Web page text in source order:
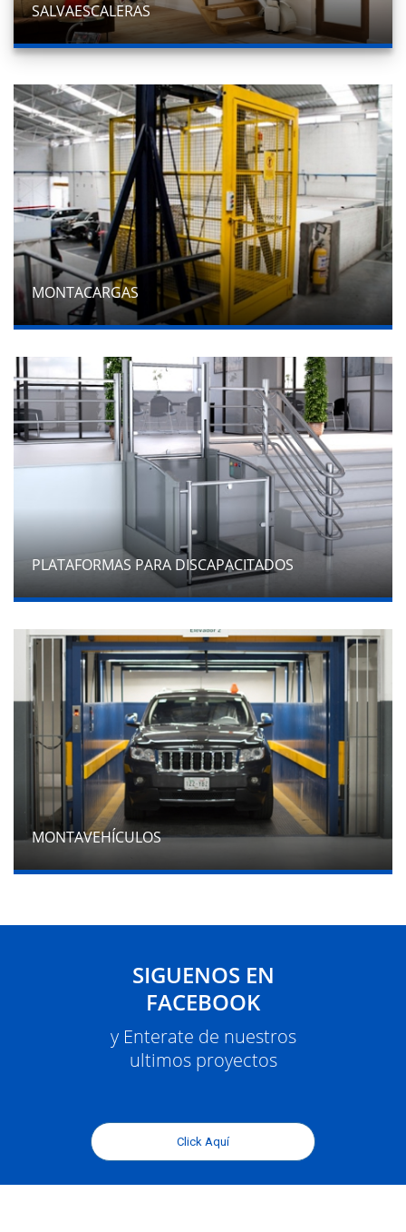
SALVAESCALERAS
MONTACARGAS
PLATAFORMAS PARA DISCAPACITADOS
MONTAVEHÍCULOS
SIGUENOS EN
FACEBOOK
y Enterate de nuestros
ultimos proyectos
Click Aquí